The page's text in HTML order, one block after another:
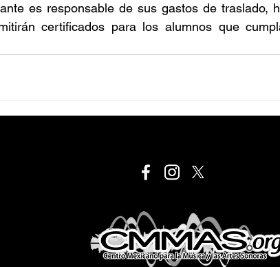
es responsable de sus gastos de traslado,
certificados para los alumnos que